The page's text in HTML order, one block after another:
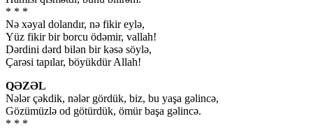
* * *
Nə xəyal dolandır, nə fikir eylə,
Yüz fikir bir borcu ödəmir, vallah!
Dərdini dərd bilən bir kəsə söylə,
Çarəsi tapılar, böyükdür Allah!
QƏZƏL
Nələr çəkdik, nələr gördük, biz, bu yaşa gəlincə,
Gözümüzlə od götürdük, ömür başa gəlincə.
* * *